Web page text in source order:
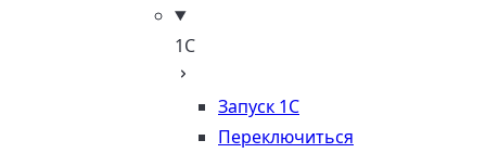
1С
Запуск 1С
Переключиться